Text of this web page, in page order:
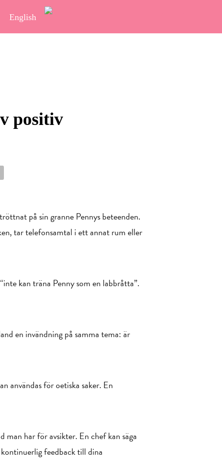
English
positiv
på sin granne Pennys beteenden.
tar telefonsamtal i ett annat rum eller
kan träna Penny som en labbråtta”.
en invändning på samma tema: är
användas för oetiska saker. En
har för avsikter. En chef kan säga
feedback till dina